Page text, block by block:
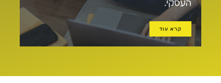
העסקי.
קרא עוד